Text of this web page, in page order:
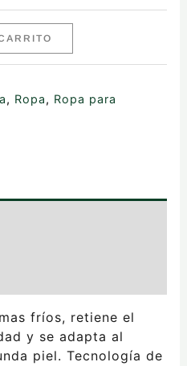
, Ropa, Ropa para
fríos, retiene el
y se adapta al
piel. Tecnología de